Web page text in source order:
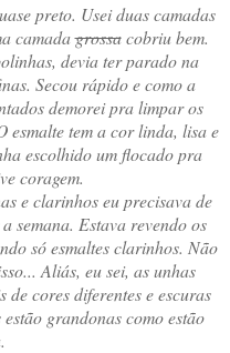
preto. Usei duas camadas
camadagrossacobriu bem.
devia ter parado na
Secou rápido e como a
demorei pra limpar os
esmalte tem a cor linda, lisa e
escolhido um flocado pra
coragem.
e clarinhos eu precisava de
semana. Estava revendo os
só esmaltes clarinhos. Não
Aliás, eu sei, as unhas
de cores diferentes e escuras
grandonas como estão